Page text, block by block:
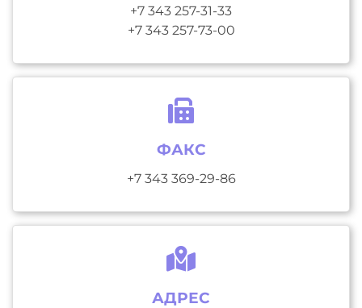
+7 343 257-31-33
+7 343 257-73-00
ФАКС
+7 343 369-29-86
АДРЕС